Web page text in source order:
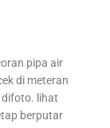
pipa air
di meteran
difoto. lihat
berputar